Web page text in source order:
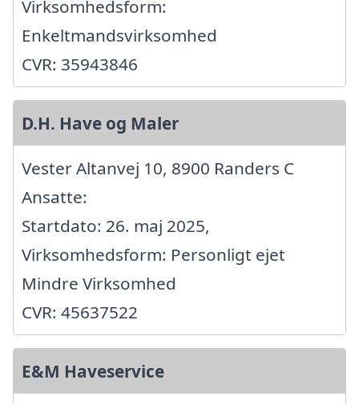
Virksomhedsform:
Enkeltmandsvirksomhed
CVR: 35943846
D.H. Have og Maler
Vester Altanvej 10, 8900 Randers C
Ansatte:
Startdato: 26. maj 2025,
Virksomhedsform: Personligt ejet
Mindre Virksomhed
CVR: 45637522
E&M Haveservice